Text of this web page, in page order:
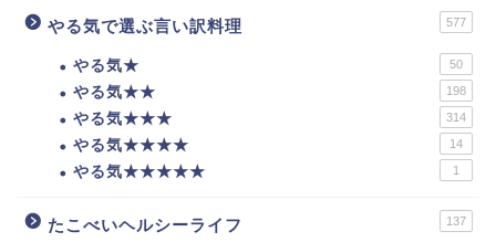
やる気で選ぶ言い訳料理 577
やる気★ 50
やる気★★ 198
やる気★★★ 314
やる気★★★★ 14
やる気★★★★★ 1
たこべいヘルシーライフ 137